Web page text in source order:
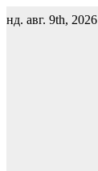
to
нд. авг. 9th, 2026